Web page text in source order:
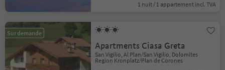
1 nuit / 1 appartement incl. TVA
Sur demande
Apartments Ciasa Greta
San Vigilio, Al Plan/San Vigilio, Dolomites
Region Kronplatz/Plan de Corones